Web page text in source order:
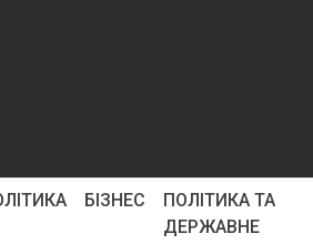
БІЗНЕС
ПОЛІТИКА ТА
ДЕРЖАВНЕ